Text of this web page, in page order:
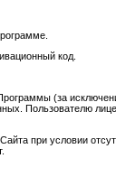
код.
(за
Пользователю
при условии